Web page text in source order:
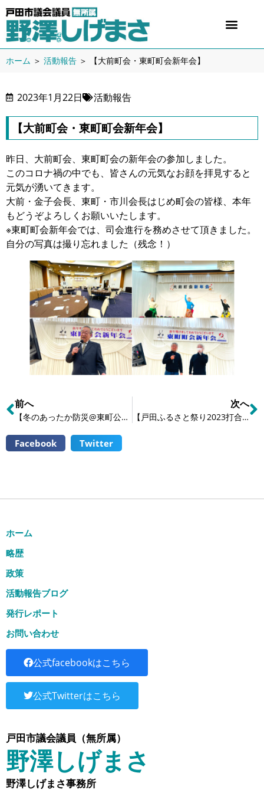
ホーム ＞ 活動報告 ＞ 【大前町会・東町町会新年会】
2023年1月22日 活動報告
【大前町会・東町町会新年会】
昨日、大前町会、東町町会の新年会の参加しました。
このコロナ禍の中でも、皆さんの元気なお顔を拝見すると
元気が湧いてきます。
大前・金子会長、東町・市川会長はじめ町会の皆様、本年
もどうぞよろしくお願いいたします。
※東町町会新年会では、司会進行を務めさせて頂きました。
自分の写真は撮り忘れました（残念！）
前へ
【冬のあったか防災@東町公園】
次へ
【戸田ふるさと祭り2023打合せ】
Facebook Twitter
ホーム
略歴
政策
活動報告ブログ
発行レポート
お問い合わせ
公式facebookはこちら
公式Twitterはこちら
戸田市議会議員（無所属）
野澤しげまさ
野澤しげまさ事務所